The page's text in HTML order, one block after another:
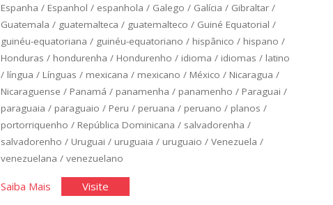
Espanha / Espanhol / espanhola / Galego / Galícia / Gibraltar/
Guatemala / guatemalteca / guatemalteco / Guiné Equatorial /
guinéu-equatoriana / guinéu-equatoriano / hispânico / hispano /
Honduras / hondurenha / Hondurenho / idioma / idiomas / latino
/ língua / Línguas / mexicana / mexicano / México / Nicaragua /
Nicaraguense / Panamá / panamenha / panamenho / Paraguai /
paraguaia / paraguaio / Peru / peruana / peruano / planos /
portorriquenho / República Dominicana / salvadorenha /
salvadorenho / Uruguai / uruguaia / uruguaio / Venezuela /
venezuelana / venezuelano
Saiba Mais"Espanhol
Visite"Espanhol